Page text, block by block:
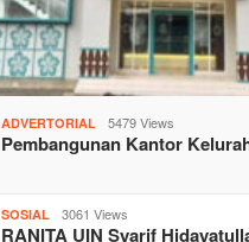
ADVERTORIAL 5479 Views
Pembangunan Kantor
SOSIAL 3061 Views
RANITA UIN Syarif